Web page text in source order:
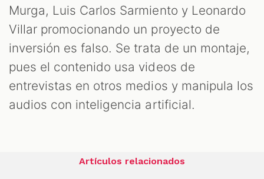
Murga, Luis Carlos Sarmiento y Leonardo
Villar promocionando un proyecto de
inversión es falso. Se trata de un montaje,
pues el contenido usa videos de
entrevistas en otros medios y manipula los
audios con inteligencia artificial.
Artículos relacionados